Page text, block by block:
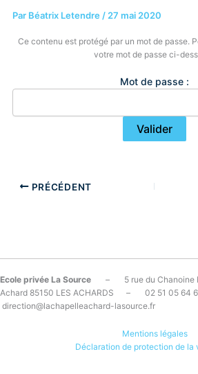
Par Béatrix Letendre / 27 mai 2020
Ce contenu est protégé par un mot de passe.
votre mot de passe ci-
Mot de passe :
PRÉCÉDENT
Ecole privée La Source – 5 rue du
Achard 85150 LES ACHARDS – 02 51 05
direction@lachapelleachard-lasource.fr
Mentions légales
Déclaration de protection de la